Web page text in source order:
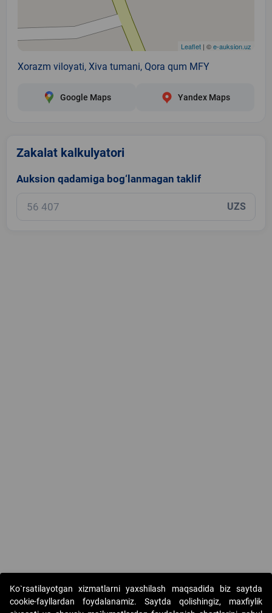
Leaflet | ©e-auksion.uz
Xorazm viloyati, Xiva tumani, Qora qum MFY
Google Maps Yandex Maps
Zakalat kalkulyatori
Auksion qadamiga bog‘lanmagan taklif
UZS
Ko`rsatilayotgan xizmatlarni yaxshilash maqsadida biz saytda
cookie-fayllardan foydalanamiz. Saytda qolishingiz, maxfiylik